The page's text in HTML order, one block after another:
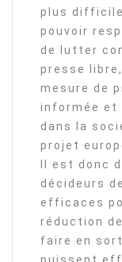
plus
pouvoir
de lutter
presse
mesure de
informée et
dans la
projet
Il est donc
décideurs
efficaces
réduction
faire en